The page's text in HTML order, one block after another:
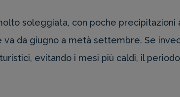
soleggiata, con poche
da giugno a metà settembre. Se
evitando i mesi più caldi, il